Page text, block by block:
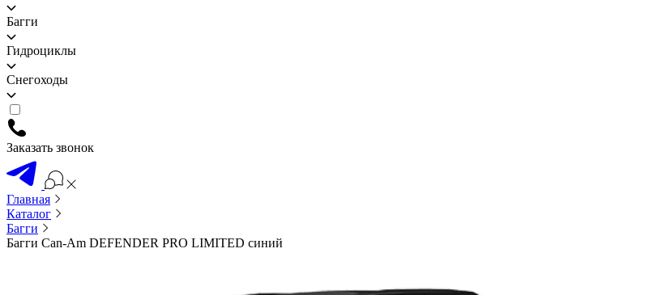
Багги
Гидроциклы
Снегоходы
Заказать звонок
Главная
Каталог
Багги
Багги Can-Am DEFENDER PRO LIMITED синий